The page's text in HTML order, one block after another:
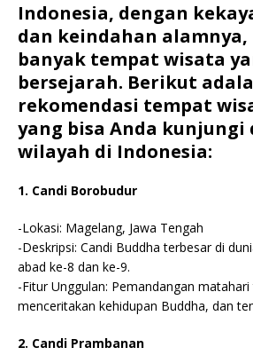
Indonesia, dengan
dan keindahan
banyak tempat wisata
bersejarah. Berikut
rekomendasi tempat
yang bisa Anda kunjungi
wilayah di Indonesia:
1. Candi Borobudur
-Lokasi: Magelang, Jawa Tengah
-Deskripsi: Candi Buddha terbesar di
abad ke-8 dan ke-9.
-Fitur Unggulan: Pemandangan
menceritakan kehidupan Buddha, dan
2. Candi Prambanan